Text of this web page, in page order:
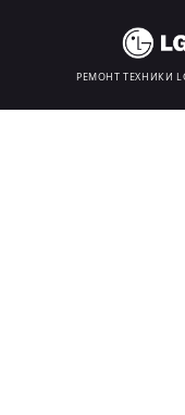
РЕМОНТ ТЕХНИКИ